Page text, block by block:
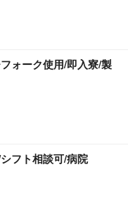
ォーク使用/即入寮/製
フト相談可/病院